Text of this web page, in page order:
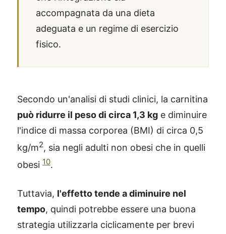
accompagnata da una dieta
adeguata e un regime di esercizio
fisico.
Secondo un'analisi di studi clinici, la carnitina
può ridurre il peso di circa 1,3 kg e diminuire
l'indice di massa corporea (BMI) di circa 0,5
kg/m2, sia negli adulti non obesi che in quelli
obesi 10.
Tuttavia, l'effetto tende a diminuire nel
tempo, quindi potrebbe essere una buona
strategia utilizzarla ciclicamente per brevi